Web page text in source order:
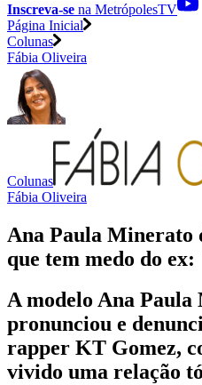
Inscreva-se na MetrópolesTV
Página Inicial
Colunas
Fábia Oliveira
Colunas
Fábia Oliveira
Ana Paula Minerato
que tem medo do
A modelo Ana Paula
pronunciou e
rapper KT Gomez,
vivido uma relação